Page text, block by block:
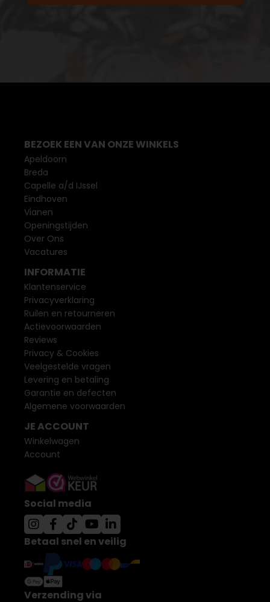
BEZOEK EEN VAN ONZE WINKELS
Apeldoorn
Breda
Capelle a/d IJssel
Eindhoven
Vianen
Openingstijden
Over Ons
Vacatures
INFORMATIE
Klantenservice
Privacyverklaring
Ruilen en retourneren
Actievoorwaarden
Reviews
Privacy & Cookies
Veelgestelde vragen
Levering en betaling
Garantie en defecten
Algemene voorwaarden
JE ACCOUNT
Winkelwagen
Account
Social media
Betaal snel en veilig
Verzending via